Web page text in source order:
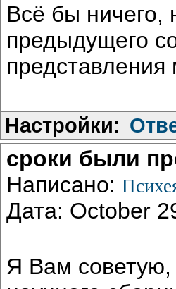
Всё бы ничего,
предыдущего
Настройки:
сроки были
Написано:
Дата: October
Я Вам советую,